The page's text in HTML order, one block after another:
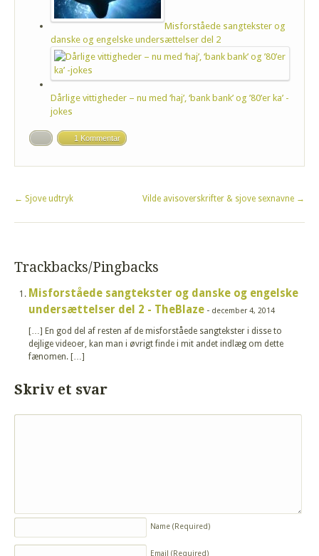
Misforståede sangtekster og
danske og engelske undersættelser del 2
Dårlige vittigheder – nu med ‘haj’, ‘bank bank’ og ’80’er ka’ -
jokes
1 Kommentar
← Sjove udtryk Vilde avisoverskrifter & sjove sexnavne →
Trackbacks/Pingbacks
Misforståede sangtekster og danske og engelske
undersættelser del 2 - TheBlaze - december 4, 2014
[…] En god del af resten af de misforståede sangtekster i disse to
dejlige videoer, kan man i øvrigt finde i mit andet indlæg om dette
fænomen. […]
Skriv et svar
Name (Required)
Email (Required)